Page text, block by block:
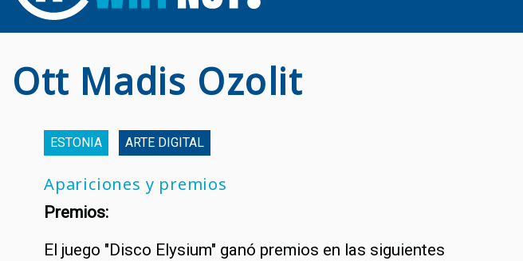
Ott Madis Ozolit
ESTONIA АRTE DIGITAL
Apariciones y premios
Premios:
El juego "Disco Elysium" ganó premios en las siguientes